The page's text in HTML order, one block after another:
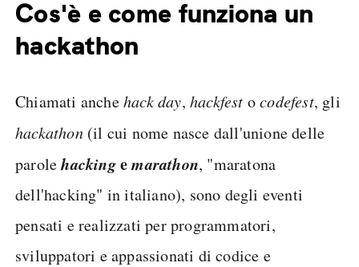
Cos'è e come funziona un
hackathon
Chiamati anchehack day,hackfest ocodefest, gli
hackathon(il cui nome nasce dall'unione delle
parolehackingemarathon, "maratona
dell'hacking" in italiano), sono degli eventi
pensati e realizzati per programmatori,
sviluppatori e appassionati di codice e